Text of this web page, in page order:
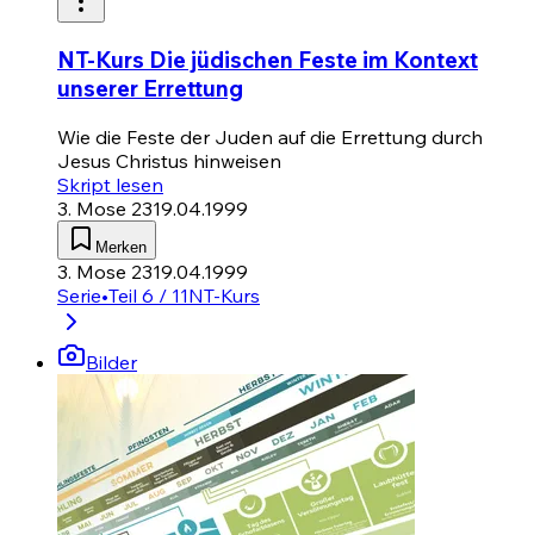
NT-Kurs Die jüdischen Feste im Kontext
unserer Errettung
Wie die Feste der Juden auf die Errettung durch
Jesus Christus hinweisen
Skript lesen
3. Mose 2319.04.1999
Merken
3. Mose 2319.04.1999
Serie•Teil 6 / 11NT-Kurs
Bilder